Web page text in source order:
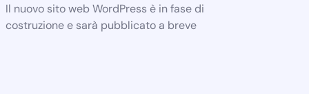
Il nuovo sito web WordPress è in fase di
costruzione e sarà pubblicato a breve